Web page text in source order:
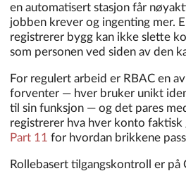
en automatisert stasjon får
jobben krever og ingenting mer.
registrerer bygg kan ikke slette
som personen ved siden av den
For regulert arbeid er RBAC en
forventer — hver bruker unikt
til sin funksjon — og det pares
registrerer hva hver konto faktisk
Part 11 for hvordan brikkene
Rollebasert tilgangskontroll er